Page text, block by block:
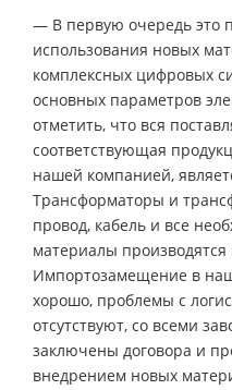
— В первую очередь это
использования новых
комплексных цифровых
основных параметров
отметить, что вся
соответствующая
нашей компанией,
Трансформаторы и
провод, кабель и все
материалы
Импортозамещение в
хорошо, проблемы с
отсутствуют, со всеми
заключены договора и
внедрением новых